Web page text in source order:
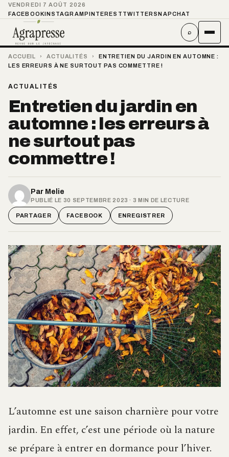
VENDREDI 7 AOÛT 2026
FACEBOOKINSTAGRAMPINTEREST TWITTER SNAPCHAT
⌕
ACCUEIL › ACTUALITÉS ›
ENTRETIEN DU JARDIN EN AUTOMNE :
LES ERREURS À NE SURTOUT PAS COMMETTRE !
ACTUALITÉS
Entretien du jardin en
automne : les erreurs à
ne surtout pas
commettre !
Par Melie
PUBLIÉ LE 30 SEPTEMBRE 2023 · 3 MIN DE LECTURE
PARTAGER FACEBOOK ENREGISTRER
L’automne est une saison charnière pour votre
jardin. En effet, c’est une période où la nature
se prépare à entrer en dormance pour l’hiver.